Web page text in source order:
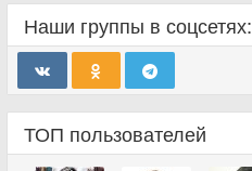
Наши группы в соцсетях:
ТОП пользователей